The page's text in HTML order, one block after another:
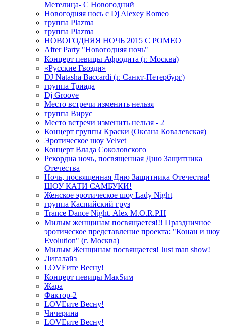
Метелица- С Новогодний
Новогодняя нось с Dj Alexey Romeo
группа Plazma
группа Plazma
НОВОГОДНЯЯ НОЧЬ 2015 C РОМЕО
After Party "Новогодняя ночь"
Концерт певицы Афродита (г. Москва)
«Русские Гвозди»
DJ Natasha Baccardi (г. Санкт-Петербург)
группа Триада
Dj Groove
Место встречи изменить нельзя
группа Вирус
Место встречи изменить нельзя - 2
Концерт группы Краски (Оксана Ковалевская)
Эротическое шоу Velvet
Концерт Влада Соколовского
Рекордна ночь, посвященная Дню Защитника
Отечества
Ночь, посвященная Дню Защитника Отечества!
ШОУ КАТИ САМБУКИ!
Женское эротическое шоу Lady Night
группа Каспийский груз
Trance Dance Night. Alex M.O.R.P.H
Милым женщинам посвящается!!! Праздничное
эротическое представление проекта: "Конан и шоу
Evolution" (г. Москва)
Милым Женщинам посвящается! Just man show!
Лигалайз
LOVEите Весну!
Концерт певицы МакSим
Жара
Фактор-2
LOVEите Весну!
Чичерина
LOVEите Весну!